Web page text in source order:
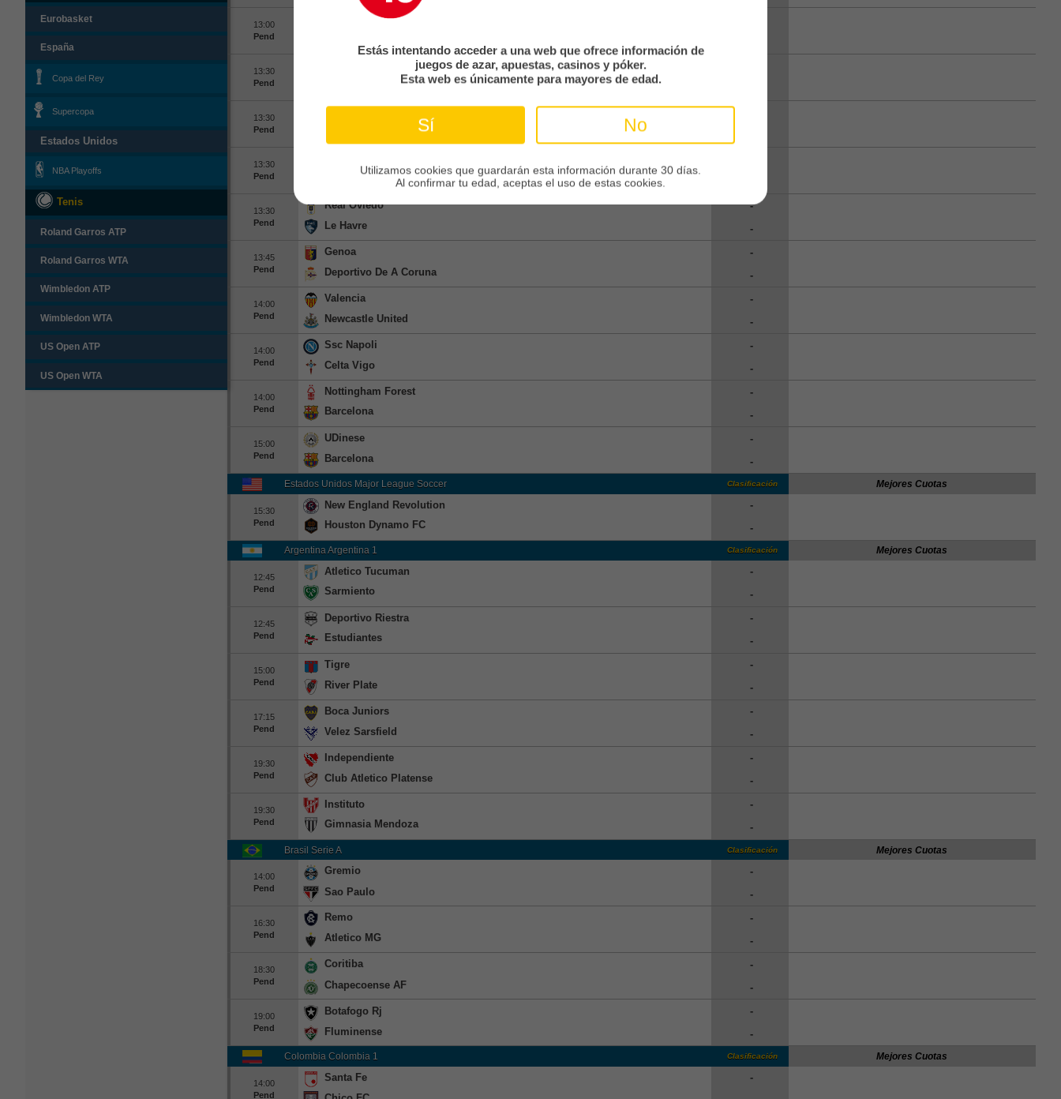
Eurobasket
España
Copa del Rey
Supercopa
Estados Unidos
NBA Playoffs
Tenis
Roland Garros ATP
Roland Garros WTA
Wimbledon ATP
Wimbledon WTA
US Open ATP
US Open WTA
13:00
Pend
13:30
Pend
AFc Bournemouth
13:30
Pend
Cagliari
13:30
Pend
13:30
Pend
Real Oviedo
Le Havre
-
-
13:45
Pend
Genoa
Deportivo De A Coruna
-
-
14:00
Pend
Valencia
Newcastle United
-
-
14:00
Pend
Ssc Napoli
Celta Vigo
-
-
14:00
Pend
Nottingham Forest
Barcelona
-
-
15:00
Pend
UDinese
Barcelona
-
-
Estados Unidos Major League Soccer Mejores Cuotas
Clasificación
15:30
Pend
New England Revolution
Houston Dynamo FC
-
-
Argentina Argentina 1 Mejores Cuotas
Clasificación
12:45
Pend
Atletico Tucuman
Sarmiento
-
-
12:45
Pend
Deportivo Riestra
Estudiantes
-
-
15:00
Pend
Tigre
River Plate
-
-
17:15
Pend
Boca Juniors
Velez Sarsfield
-
-
19:30
Pend
Independiente
Club Atletico Platense
-
-
19:30
Pend
Instituto
Gimnasia Mendoza
-
-
Brasil Serie A Mejores Cuotas
Clasificación
14:00
Pend
Gremio
Sao Paulo
-
-
16:30
Pend
Remo
Atletico MG
-
-
18:30
Pend
Coritiba
Chapecoense AF
-
-
19:00
Pend
Botafogo Rj
Fluminense
-
-
Colombia Colombia 1 Mejores Cuotas
Clasificación
14:00
Pend
Santa Fe
-
Estás intentando acceder a una web que ofrece información de
juegos de azar, apuestas, casinos y póker.
Esta web es únicamente para mayores de edad.
Sí No
Utilizamos cookies que guardarán esta información durante 30 días.
Al confirmar tu edad, aceptas el uso de estas cookies.